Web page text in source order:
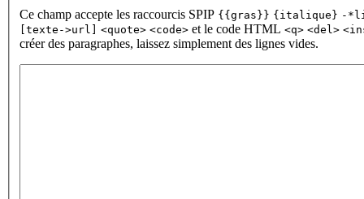
Ce champ accepte les raccourcis SPIP {{gras}} {italique} -
[texte->url]
<quote> <code> et le code HTML <q> <del>
créer des paragraphes, laissez simplement des lignes vides.